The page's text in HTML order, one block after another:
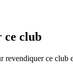
ce club
revendiquer ce club